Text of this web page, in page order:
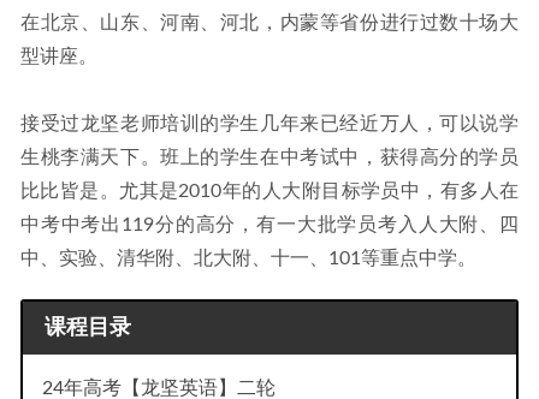
在北京、山东、河南、河北，内蒙等省份进行过数十场大
型讲座。
接受过龙坚老师培训的学生几年来已经近万人，可以说学
生桃李满天下。班上的学生在中考试中，获得高分的学员
比比皆是。尤其是2010年的人大附目标学员中，有多人在
中考中考出119分的高分，有一大批学员考入人大附、四
中、实验、清华附、北大附、十一、101等重点中学。
课程目录
24年高考【龙坚英语】二轮